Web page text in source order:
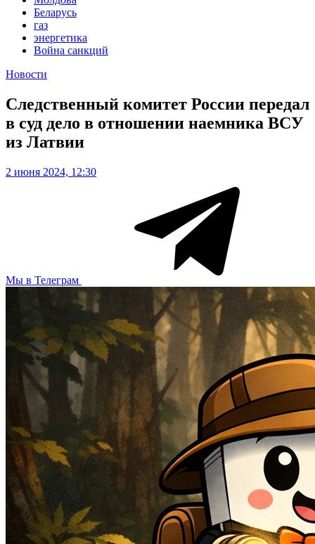
Беларусь
газ
энергетика
Война санкций
Новости
Следственный комитет России передал
в суд дело в отношении наемника ВСУ
из Латвии
2 июня 2024, 12:30
Мы в Телеграм